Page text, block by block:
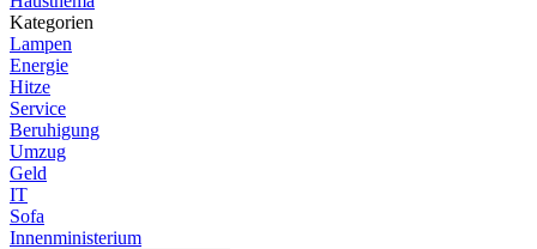
Kategorien
Lampen
Energie
Hitze
Service
Beruhigung
Umzug
Geld
IT
Sofa
Innenministerium